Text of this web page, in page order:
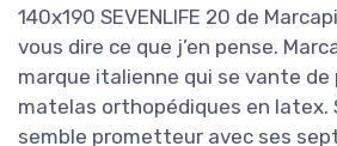
140x190 SEVENLIFE 20 de
vous dire ce que j’en pense.
marque italienne qui se vante de
matelas orthopédiques en latex.
semble prometteur avec ses